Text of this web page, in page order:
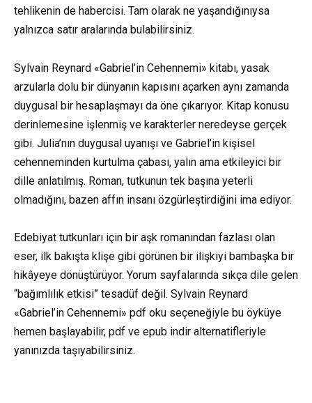
tehlikenin de habercisi. Tam olarak ne yaşandığınıysa
yalnızca satır aralarında bulabilirsiniz.
Sylvain Reynard «Gabriel’in Cehennemi» kitabı, yasak
arzularla dolu bir dünyanın kapısını açarken aynı zamanda
duygusal bir hesaplaşmayı da öne çıkarıyor. Kitap konusu
derinlemesine işlenmiş ve karakterler neredeyse gerçek
gibi. Julia’nın duygusal uyanışı ve Gabriel’in kişisel
cehenneminden kurtulma çabası, yalın ama etkileyici bir
dille anlatılmış. Roman, tutkunun tek başına yeterli
olmadığını, bazen affın insanı özgürleştirdiğini ima ediyor.
Edebiyat tutkunları için bir aşk romanından fazlası olan
eser, ilk bakışta klişe gibi görünen bir ilişkiyi bambaşka bir
hikâyeye dönüştürüyor. Yorum sayfalarında sıkça dile gelen
“bağımlılık etkisi” tesadüf değil. Sylvain Reynard
«Gabriel’in Cehennemi» pdf oku seçeneğiyle bu öyküye
hemen başlayabilir, pdf ve epub indir alternatifleriyle
yanınızda taşıyabilirsiniz.